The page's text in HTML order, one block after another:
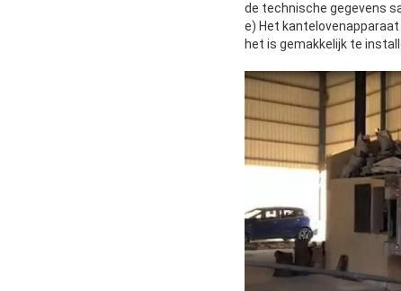
de technische gegevens
e) Het
het is gemakkelijk te